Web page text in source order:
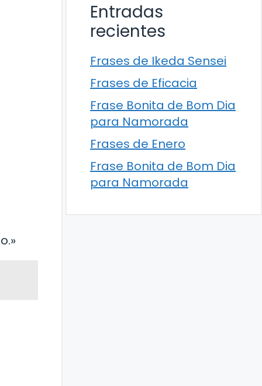
Entradas
recientes
Frases de Ikeda Sensei
Frases de Eficacia
Frase Bonita de Bom Dia
para Namorada
Frases de Enero
Frase Bonita de Bom Dia
para Namorada